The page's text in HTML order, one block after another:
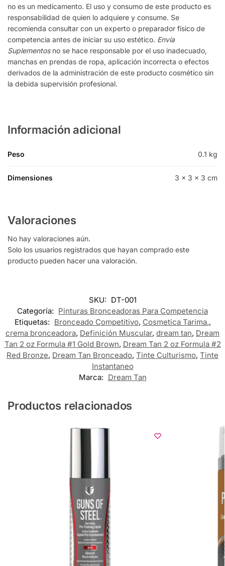
no es un medicamento. El uso y consumo de este producto es
responsabilidad de quien lo adquiere y consume. Se
recomienda consultar con un experto o preparador físico de
competencia antes de iniciar su uso estético. Envía
Suplementosno se hace responsable por el uso inadecuado,
manchas en prendas de ropa, aplicación incorrecta o efectos
derivados de la administración de este producto cosmético sin
la debida supervisión profesional.
Información adicional
Peso 0.1 kg
Dimensiones 3 × 3 × 3 cm
Valoraciones
No hay valoraciones aún.
Solo los usuarios registrados que hayan comprado este
producto pueden hacer una valoración.
SKU: DT-001
Categoría: Pinturas Bronceadoras Para Competencia
Etiquetas: Bronceado Competitivo, Cosmetica Tarima.,
crema bronceadora, Definición Muscular, dream tan, Dream
Tan 2 oz Formula #1 Gold Brown, Dream Tan 2 oz Formula #2
Red Bronze, Dream Tan Bronceado, Tinte Culturismo, Tinte
Instantaneo
Marca: Dream Tan
Productos relacionados